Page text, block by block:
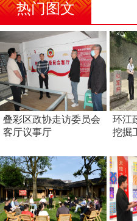
热门图文
叠彩区政协走访委员会
客厅议事厅
环江
挖掘